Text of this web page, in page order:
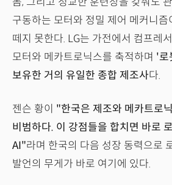
구동하는 모터와 정밀 제어 메커니
떼지 못한다. LG는 가전에서 컴프레
모터와 메카트로닉스를 축적하며 '로
보유한 거의 유일한 종합 제조사다.
젠슨 황이 "한국은 제조와 메카트로
비범하다. 이 강점들을 합치면 바로
AI"라며 한국의 다음 성장 동력으로
발언의 무게가 바로 여기에 있다.